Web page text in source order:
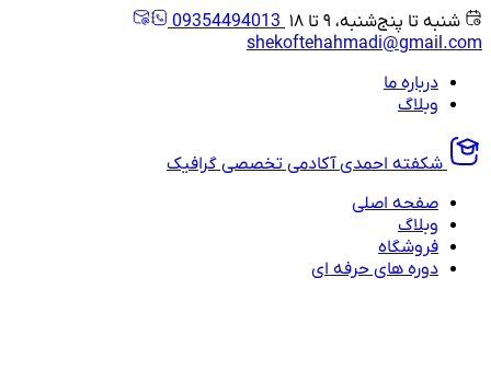
شنبه تا پنج‌شنبه، ۹ تا ۱۸
09354494013
shekoftehahmadi@gmail.com
درباره ما
وبلاگ
شکفته احمدی آکادمی تخصصی گرافیک
صفحه اصلی
وبلاگ
فروشگاه
دوره های حرفه ای